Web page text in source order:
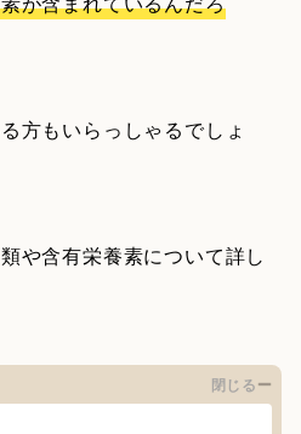
方もいらっしゃるでしょ
や含有栄養素について詳し
閉じる